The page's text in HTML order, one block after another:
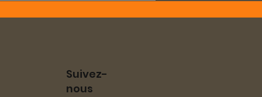
Suivez-
nous